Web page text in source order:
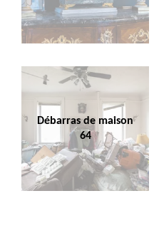
Débarras de maison
64